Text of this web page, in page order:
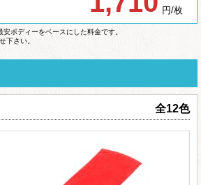
円/枚
ボディーをベースにした料金です。
下さい。
全12色